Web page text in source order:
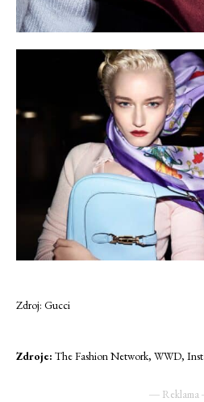
Zdroj: Gucci
Zdroje: The Fashion Network, WWD,
―